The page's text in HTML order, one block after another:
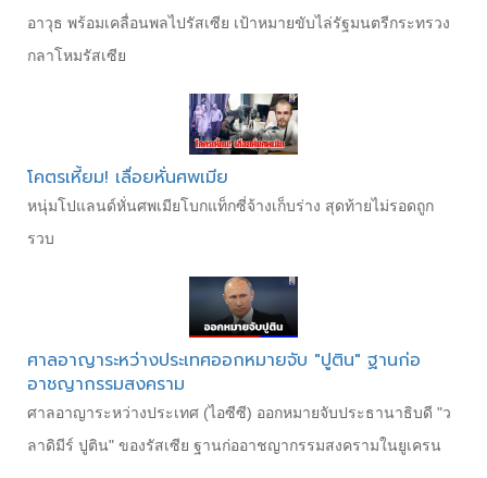
อาวุธ พร้อมเคลื่อนพลไปรัสเซีย เป้าหมายขับไล่รัฐมนตรีกระทรวง
กลาโหมรัสเซีย
โคตรเหี้ยม! เลื่อยหั่นศพเมีย
หนุ่มโปแลนด์หั่นศพเมียโบกแท็กซี่จ้างเก็บร่าง สุดท้ายไม่รอดถูก
รวบ
ศาลอาญาระหว่างประเทศออกหมายจับ "ปูติน" ฐานก่อ
อาชญากรรมสงคราม
ศาลอาญาระหว่างประเทศ (ไอซีซี) ออกหมายจับประธานาธิบดี "ว
ลาดิมีร์ ปูติน" ของรัสเซีย ฐานก่ออาชญากรรมสงครามในยูเครน